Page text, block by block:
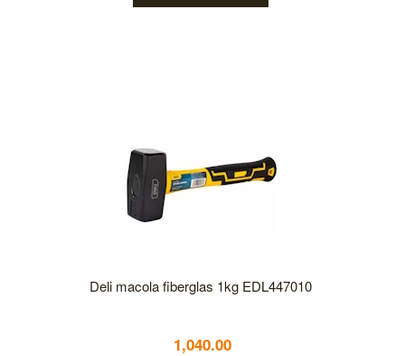
Deli macola fiberglas 1kg EDL447010
1,040.00